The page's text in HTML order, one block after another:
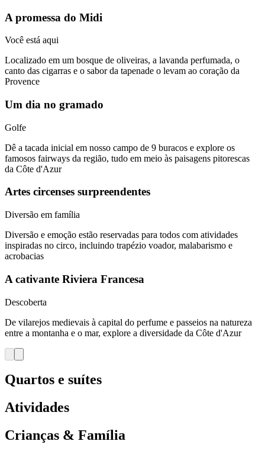
A promessa do Midi
Você está aqui
Localizado em um bosque de oliveiras, a lavanda perfumada, o
canto das cigarras e o sabor da tapenade o levam ao coração da
Provence
Um dia no gramado
Golfe
Dê a tacada inicial em nosso campo de 9 buracos e explore os
famosos fairways da região, tudo em meio às paisagens pitorescas
da Côte d'Azur
Artes circenses surpreendentes
Diversão em família
Diversão e emoção estão reservadas para todos com atividades
inspiradas no circo, incluindo trapézio voador, malabarismo e
acrobacias
A cativante Riviera Francesa
Descoberta
De vilarejos medievais à capital do perfume e passeios na natureza
entre a montanha e o mar, explore a diversidade da Côte d'Azur
Quartos e suítes
Atividades
Crianças & Família